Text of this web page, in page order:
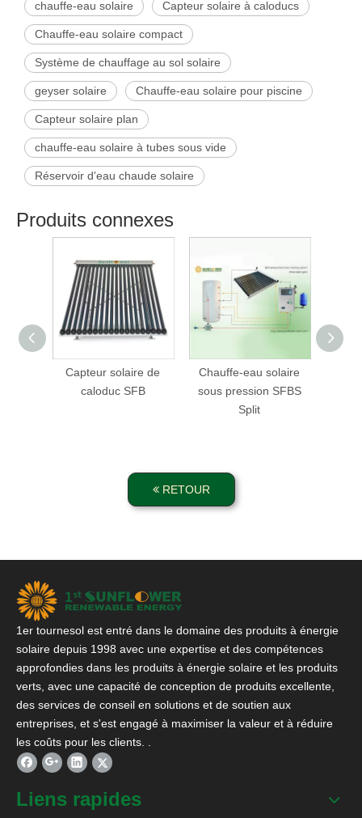
chauffe-eau solaire Capteur solaire à caloducs
Chauffe-eau solaire compact
Système de chauffage au sol solaire
geyser solaire Chauffe-eau solaire pour piscine
Capteur solaire plan
chauffe-eau solaire à tubes sous vide
Réservoir d'eau chaude solaire
Produits connexes
Capteur solaire de
caloduc SFB
Chauffe-eau solaire
sous pression SFBS
Split
RETOUR
1er tournesol est entré dans le domaine des produits à énergie
solaire depuis 1998 avec une expertise et des compétences
approfondies dans les produits à énergie solaire et les produits
verts, avec une capacité de conception de produits excellente,
des services de conseil en solutions et de soutien aux
entreprises, et s'est engagé à maximiser la valeur et à réduire
les coûts pour les clients. .
Liens rapides